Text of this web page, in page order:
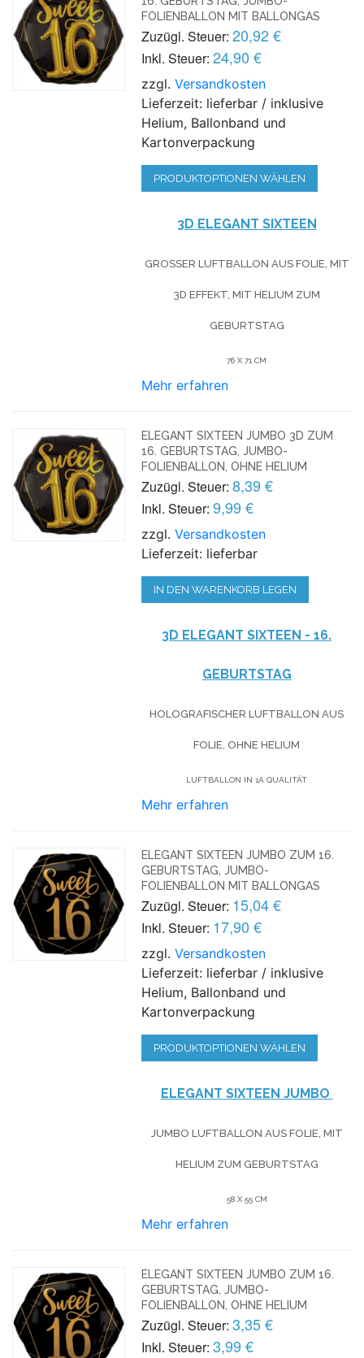
FOLIENBALLON MIT BALLONGAS
Zuzügl. Steuer: 20,92 €
Inkl. Steuer: 24,90 €
zzgl.Versandkosten
Lieferzeit: lieferbar / inklusive
Helium, Ballonband und
Kartonverpackung
PRODUKTOPTIONEN WÄHLEN
3D ELEGANT SIXTEEN
GROSSER LUFTBALLON AUS FOLIE, MIT 3
D EFFEKT, MIT HELIUM ZUM
GEBURTSTAG
76 X 71 CM
Mehr erfahren
ELEGANT SIXTEEN JUMBO 3D ZUM
16. GEBURTSTAG, JUMBO-
FOLIENBALLON, OHNE HELIUM
Zuzügl. Steuer: 8,39 €
Inkl. Steuer: 9,99 €
zzgl.Versandkosten
Lieferzeit: lieferbar
IN DEN WARENKORB LEGEN
3D ELEGANT SIXTEEN - 16.
GEBURTSTAG
HOLOGRAFISCHER LUFTBALLON AUS
FOLIE, OHNE HELIUM
LUFTBALLON IN 1A QUALITÄT
Mehr erfahren
ELEGANT SIXTEEN JUMBO ZUM 16.
GEBURTSTAG, JUMBO-
FOLIENBALLON MIT BALLONGAS
Zuzügl. Steuer: 15,04 €
Inkl. Steuer: 17,90 €
zzgl.Versandkosten
Lieferzeit: lieferbar / inklusive
Helium, Ballonband und
Kartonverpackung
PRODUKTOPTIONEN WÄHLEN
ELEGANT SIXTEEN JUMBO
JUMBO LUFTBALLON AUS FOLIE, MIT
HELIUM ZUM GEBURTSTAG
58 X 55 CM
Mehr erfahren
ELEGANT SIXTEEN JUMBO ZUM 16.
GEBURTSTAG, JUMBO-
FOLIENBALLON, OHNE HELIUM
Zuzügl. Steuer: 3,35 €
Inkl. Steuer: 3,99 €